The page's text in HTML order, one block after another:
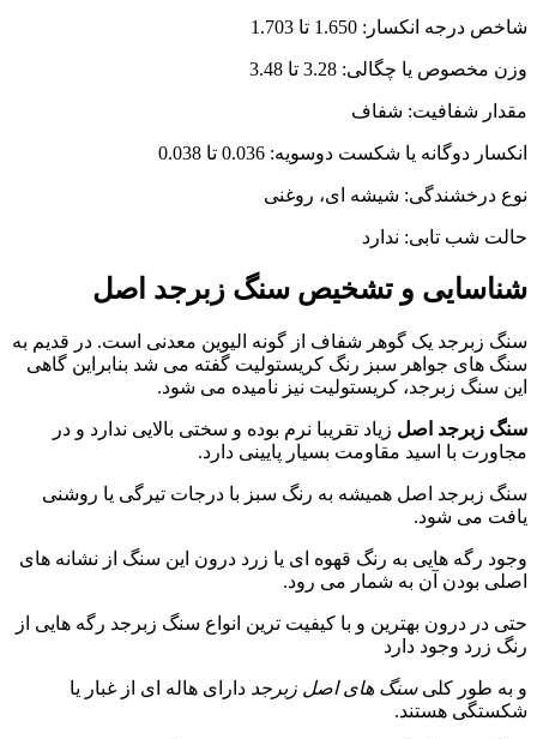
درجه انکسار: 1.650 تا 1.703
یا چگالی: 3.28 تا 3.48
شفافیت: شفاف
دوگانه یا شکست دوسویه: 0.036 تا 0.038
درخشندگی: شیشه ای، روغنی
شب تابی: ندارد
و تشخیص سنگ زبرجد اصل
زبرجد یک گوهر شفاف از گونه الیوین معدنی است. در قدیم به
های جواهر سبز رنگ کریستولیت گفته می شد بنابراین گاهی
سنگ زبرجد، کریستولیت نیز نامیده می شود.
زبرجد اصل زیاد تقریبا نرم بوده و سختی بالایی ندارد و در
با اسید مقاومت بسیار پایینی دارد.
زبرجد اصل همیشه به رنگ سبز با درجات تیرگی یا روشنی
می شود.
رگه هایی به رنگ قهوه ای یا زرد درون این سنگ از نشانه های
بودن آن به شمار می رود.
در درون بهترین و با کیفیت ترین انواع سنگ زبرجد رگه هایی از
زرد وجود دارد
طور کلیسنگ های اصل زبرجددارای هاله ای از غبار یا
هستند.